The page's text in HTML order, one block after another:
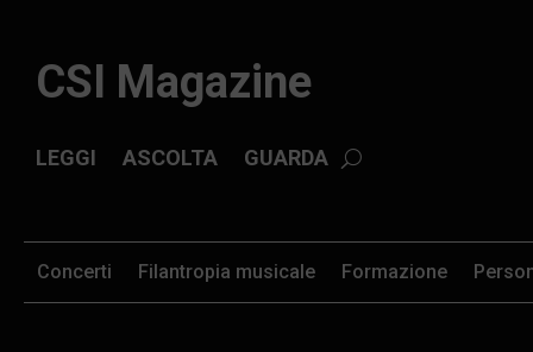
CSI Magazine
ASCOLTA GUARDA
LEGGI
Formazione
Concerti Filantropia musicale